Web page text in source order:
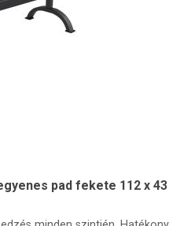
pad fekete 112 x 43